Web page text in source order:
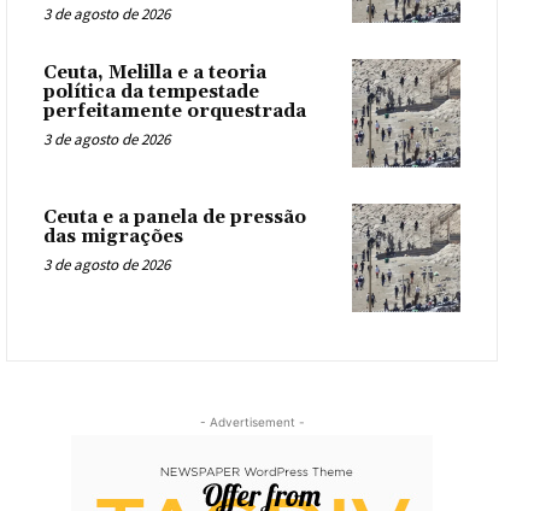
3 de agosto de 2026
Ceuta, Melilla e a teoria
política da tempestade
perfeitamente orquestrada
3 de agosto de 2026
Ceuta e a panela de pressão
das migrações
3 de agosto de 2026
- Advertisement -